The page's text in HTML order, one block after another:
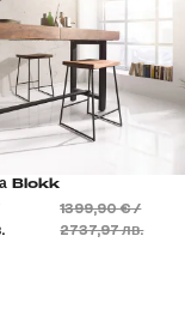
Blokk
1399,90 € /
2737,97 лв.